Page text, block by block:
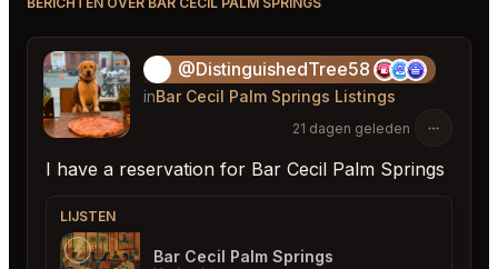
@DistinguishedTree58
inBar Cecil Palm Springs Listings
21 dagen geleden
I have a reservation for Bar Cecil Palm Springs
LIJSTEN
Bar Cecil Palm Springs